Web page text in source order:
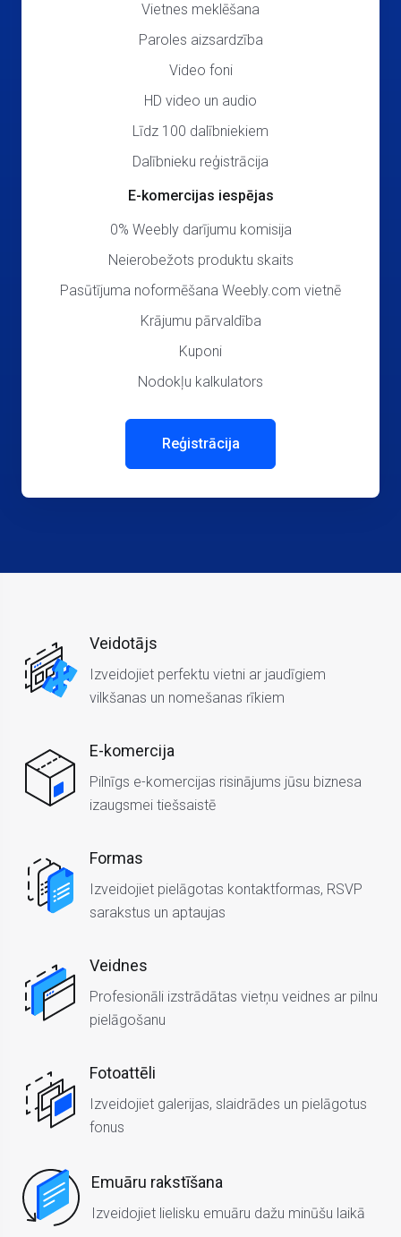
Vietnes meklēšana
Paroles aizsardzība
Video foni
HD video un audio
Līdz 100 dalībniekiem
Dalībnieku reģistrācija
E-komercijas iespējas
0% Weebly darījumu komisija
Neierobežots produktu skaits
Pasūtījuma noformēšana Weebly.com vietnē
Krājumu pārvaldība
Kuponi
Nodokļu kalkulators
Reģistrācija
Veidotājs
Izveidojiet perfektu vietni ar jaudīgiem
vilkšanas un nomešanas rīkiem
E-komercija
Pilnīgs e-komercijas risinājums jūsu biznesa
izaugsmei tiešsaistē
Formas
Izveidojiet pielāgotas kontaktformas, RSVP
sarakstus un aptaujas
Veidnes
Profesionāli izstrādātas vietņu veidnes ar pilnu
pielāgošanu
Fotoattēli
Izveidojiet galerijas, slaidrādes un pielāgotus
fonus
Emuāru rakstīšana
Izveidojiet lielisku emuāru dažu minūšu laikā